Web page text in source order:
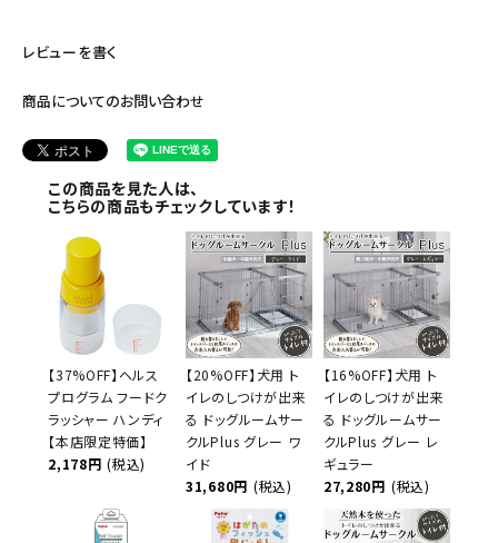
レビューを書く
商品についてのお問い合わせ
この商品を見た人は、
こちらの商品もチェックしています！
【37%OFF】ヘルス
プログラム フードク
ラッシャー ハンディ
【本店限定特価】
2,178円 (税込)
【20%OFF】犬用 ト
イレのしつけが出来
る ドッグルームサー
クルPlus グレー ワ
イド
31,680円 (税込)
【16%OFF】犬用 ト
イレのしつけが出来
る ドッグルームサー
クルPlus グレー レ
ギュラー
27,280円 (税込)